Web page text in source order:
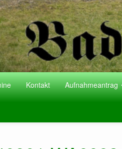
Kontakt Aufnahmeantrag